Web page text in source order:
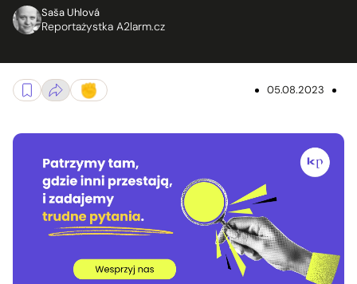
Saša Uhlová
Reportażystka A2larm.cz
05.08.2023